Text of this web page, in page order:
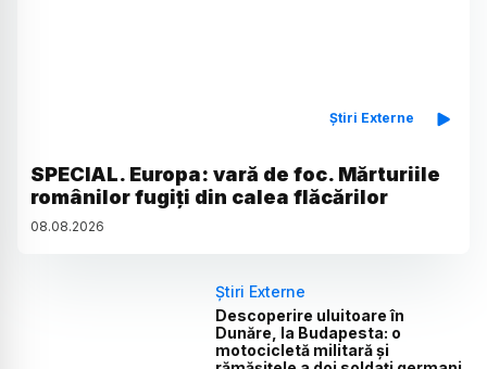
Știri Externe
SPECIAL. Europa: vară de foc. Mărturiile
românilor fugiți din calea flăcărilor
08.08.2026
Știri Externe
Descoperire uluitoare în
Dunăre, la Budapesta: o
motocicletă militară și